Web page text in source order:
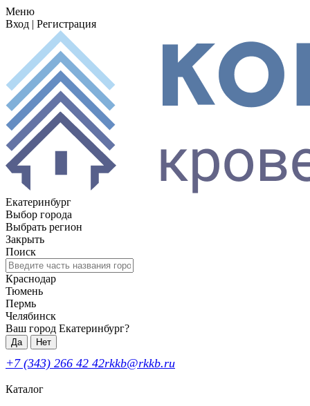
Меню
Вход | Регистрация
Екатеринбург
Выбор города
Выбрать регион
Закрыть
Поиск
Краснодар
Тюмень
Пермь
Челябинск
Ваш город Екатеринбург?
Да Нет
+7 (343) 266 42 42rkkb@rkkb.ru
Каталог